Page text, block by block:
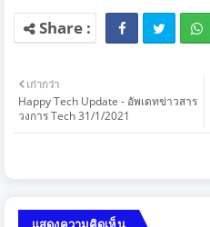
เก่ากว่า
Happy Tech Update - อัพเดทข่าวสาร
วงการ Tech 31/1/2021